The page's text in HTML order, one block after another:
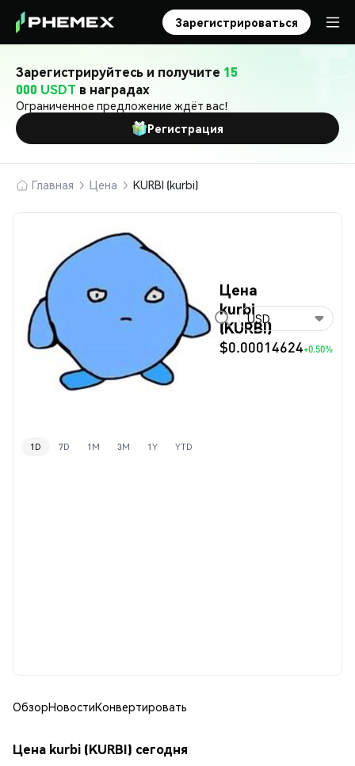
Зарегистрироваться
Зарегистрируйтесь и получите 15
000 USDT в наградах
Ограниченное предложение ждёт вас!
Регистрация
Главная Цена KURBI (kurbi)
Цена
kurbi
(KURBI)
$0.00014624+0.50%
USD
1D 7D 1M 3M 1Y YTD
ОбзорНовостиКонвертировать
Цена kurbi (KURBI) сегодня